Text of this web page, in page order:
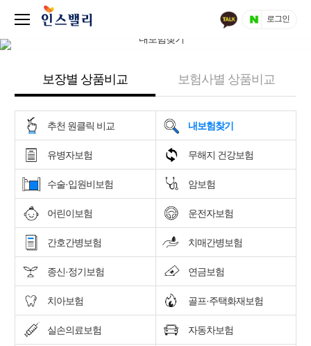
로그인
보장별 상품비교 보험사별 상품비교
추천 원클릭 비교 내보험찾기
유병자보험 무해지 건강보험
수술·입원비보험 암보험
어린이보험 운전자보험
간호간병보험 치매간병보험
종신·정기보험 연금보험
치아보험 골프·주택화재보험
실손의료보험 자동차보험